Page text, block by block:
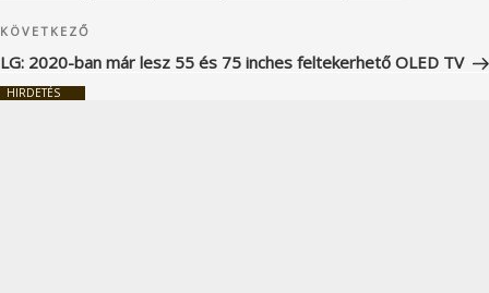
Következő
bejegyzés
KÖVETKEZŐ
LG: 2020-ban már lesz 55 és 75 inches feltekerhető OLED TV
HIRDETÉS